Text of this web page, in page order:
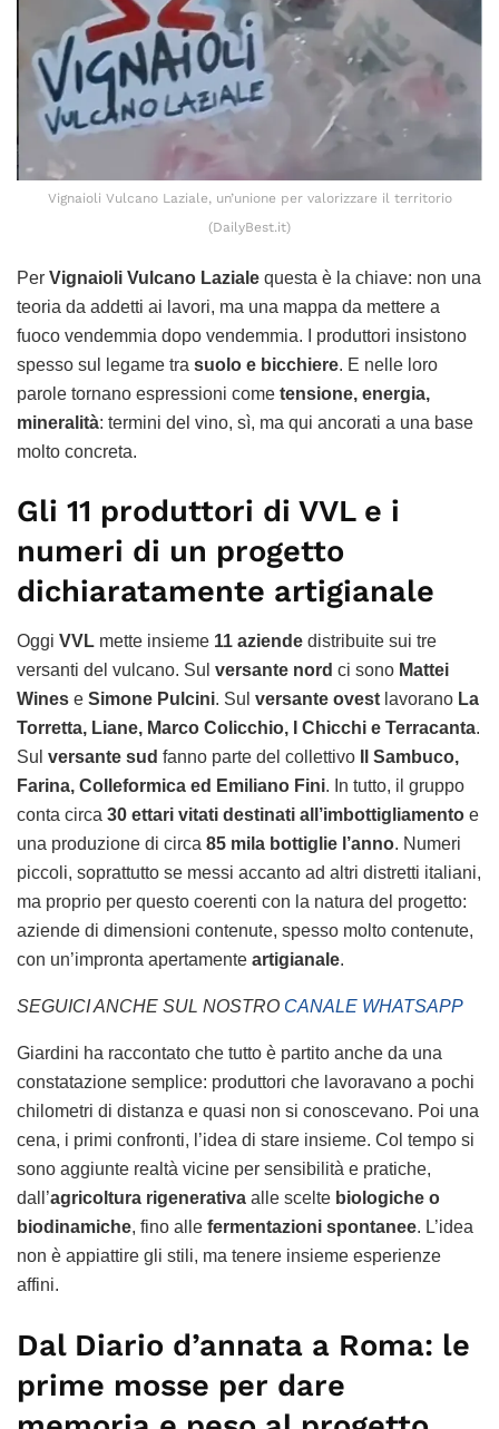
Vignaioli Vulcano Laziale, un’unione per valorizzare il territorio
(DailyBest.it)
Per Vignaioli Vulcano Laziale questa è la chiave: non una
teoria da addetti ai lavori, ma una mappa da mettere a
fuoco vendemmia dopo vendemmia. I produttori insistono
spesso sul legame tra suolo e bicchiere. E nelle loro
parole tornano espressioni come tensione, energia,
mineralità: termini del vino, sì, ma qui ancorati a una base
molto concreta.
Gli 11 produttori di VVL e i
numeri di un progetto
dichiaratamente artigianale
Oggi VVL mette insieme 11 aziende distribuite sui tre
versanti del vulcano. Sul versante nord ci sono Mattei
Wines e Simone Pulcini. Sul versante ovest lavorano La
Torretta, Liane, Marco Colicchio, I Chicchi e Terracanta.
Sul versante sud fanno parte del collettivo
Il Sambuco,
Farina, Colleformica ed Emiliano Fini. In tutto, il gruppo
conta circa 30 ettari vitati destinati all’imbottigliamento e
una produzione di circa 85 mila bottiglie l’anno. Numeri
piccoli, soprattutto se messi accanto ad altri distretti italiani,
ma proprio per questo coerenti con la natura del progetto:
aziende di dimensioni contenute, spesso molto contenute,
con un’impronta apertamente artigianale.
SEGUICI ANCHE SUL NOSTRO CANALE WHATSAPP
Giardini ha raccontato che tutto è partito anche da una
constatazione semplice: produttori che lavoravano a pochi
chilometri di distanza e quasi non si conoscevano. Poi una
cena, i primi confronti, l’idea di stare insieme. Col tempo si
sono aggiunte realtà vicine per sensibilità e pratiche,
dall’agricoltura rigenerativa alle scelte biologiche o
biodinamiche, fino alle fermentazioni spontanee. L’idea
non è appiattire gli stili, ma tenere insieme esperienze
affini.
Dal Diario d’annata a Roma: le
prime mosse per dare